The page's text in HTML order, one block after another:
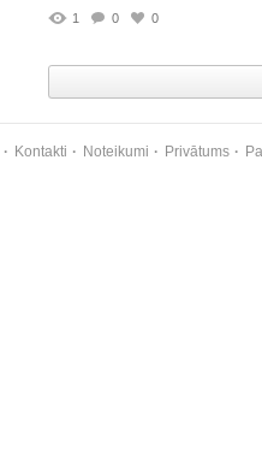
1 0 0
Kontakti Noteikumi Privātums